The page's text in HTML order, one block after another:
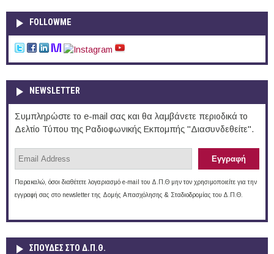
FOLLOWME
NEWSLETTER
Συμπληρώστε το e-mail σας και θα λαμβάνετε περιοδικά το
Δελτίο Τύπου της Ραδιοφωνικής Εκπομπής "Διασυνδεθείτε".
Παρακαλώ, όσοι διαθέτετε λογαριασμό e-mail του Δ.Π.Θ μην τον χρησιμοποιείτε για την
εγγραφή σας στο newsletter της Δομής Απασχόλησης & Σταδιοδρομίας του Δ.Π.Θ.
ΣΠΟΥΔΈΣ ΣΤΟ Δ.Π.Θ.